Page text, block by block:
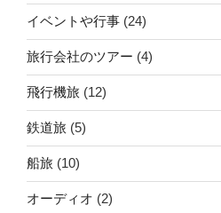
イベントや行事 (24)
旅行会社のツアー (4)
飛行機旅 (12)
鉄道旅 (5)
船旅 (10)
オーディオ (2)